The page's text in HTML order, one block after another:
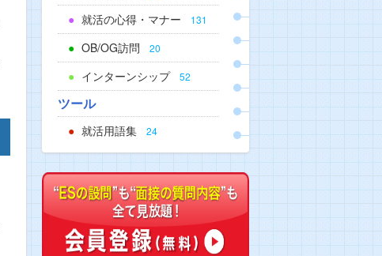
就活の心得・マナー 131
OB/OG訪問 20
インターンシップ 52
ツール
就活用語集 24